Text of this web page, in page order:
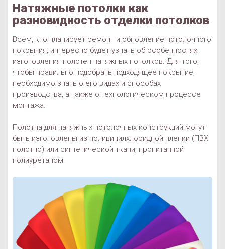
Натяжные потолки как
разновидность отделки потолков
Всем, кто планирует ремонт и обновление потолочного
покрытия, интересно будет узнать об особенностях
изготовления полотен натяжных потолков. Для того,
чтобы правильно подобрать подходящее покрытие,
необходимо знать о его видах и способах
производства, а также о технологическом процессе
монтажа.
Полотна для натяжных потолочных конструкций могут
быть изготовлены из поливинилхлоридной пленки (ПВХ
полотно) или синтетической ткани, пропитанной
полиуретаном.